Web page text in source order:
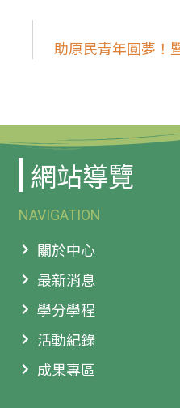
助原民青年圓夢！
網站導覽
NAVIGATION
關於中心
最新消息
學分學程
活動紀錄
成果專區